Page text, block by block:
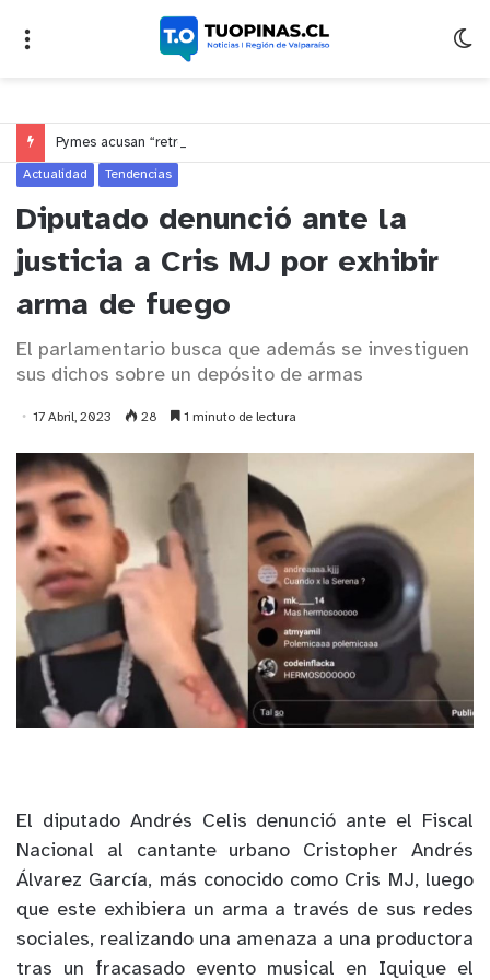
Actualidad Tendencias
Diputado denunció ante la
justicia a Cris MJ por exhibir
arma de fuego
El parlamentario busca que además se investiguen
sus dichos sobre un depósito de armas
17 Abril, 2023 28 1 minuto de lectura
El diputado Andrés Celis denunció ante el Fiscal
Nacional al cantante urbano Cristopher Andrés
Álvarez García, más conocido como Cris MJ, luego
que este exhibiera un arma a través de sus redes
sociales, realizando una amenaza a una productora
tras un fracasado evento musical en Iquique el